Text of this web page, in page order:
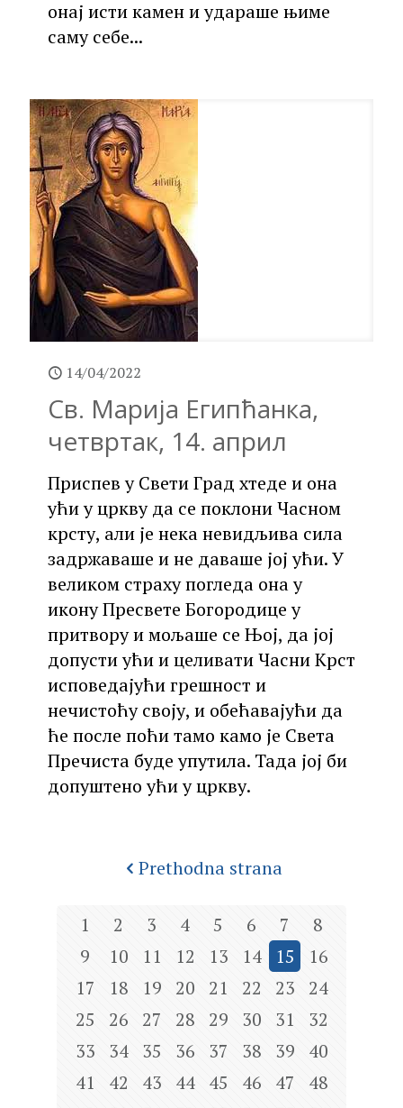
онај исти камен и удараше њиме
саму себе...
14/04/2022
Св. Марија Египћанка,
четвртак, 14. април
Приспев у Свети Град хтеде и она
ући у цркву да се поклони Часном
крсту, али је нека невидљива сила
задржаваше и не даваше јој ући. У
великом страху погледа она у
икону Пресвете Богородице у
притвору и мољаше се Њој, да јој
допусти ући и целивати Часни Крст
исповедајући грешност и
нечистоћу своју, и обећавајући да
ће после поћи тамо камо је Света
Пречиста буде упутила. Тада јој би
допуштено ући у цркву.
Prethodna strana
1 2 3 4 5 6 7
8
9
10 11 12 13 14 15
16
17
18 19 20 21 22 23
24
25
26 27 28 29 30 31
32
33
34 35 36 37 38 39
40
41
42 43 44 45 46 47
48